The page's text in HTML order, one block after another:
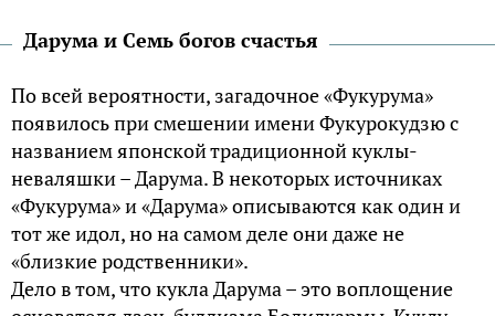
Дарума и Семь богов счастья
По всей вероятности, загадочное «Фукурума»
появилось при смешении имени Фукурокудзю с
названием японской традиционной куклы-
неваляшки – Дарума. В некоторых источниках
«Фукурума» и «Дарума» описываются как один и
тот же идол, но на самом деле они даже не
«близкие родственники».
Дело в том, что кукла Дарума – это воплощение